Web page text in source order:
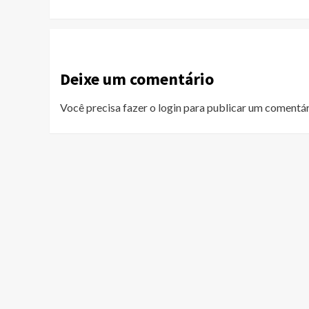
Deixe um comentário
Você precisa fazer o loginpara publicar um